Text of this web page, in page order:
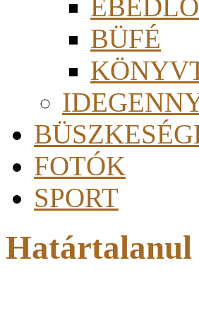
EBÉDLŐ
BÜFÉ
FOTÓK
SPORT
Határtalanul